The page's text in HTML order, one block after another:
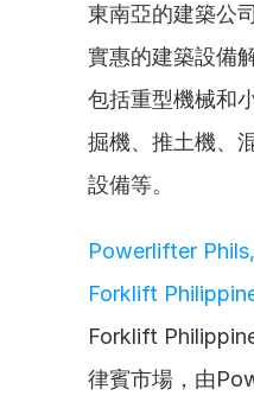
東南亞的建築公
實惠的建築設備
包括重型機械和
掘機、推土機、
設備等。
Powerlifter
Forklift
Forklift
律賓市場，由